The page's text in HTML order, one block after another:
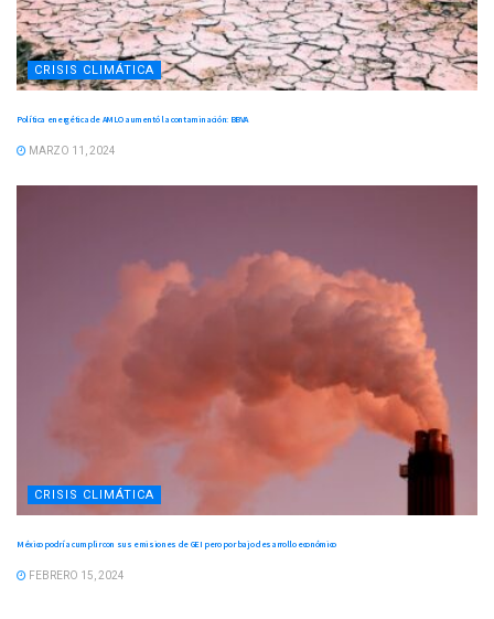
CRISIS CLIMÁTICA
Política energética de AMLO aumentó la contaminación: BBVA
MARZO 11, 2024
CRISIS CLIMÁTICA
México podría cumplir con sus emisiones de GEI pero por bajo desarrollo económico
FEBRERO 15, 2024